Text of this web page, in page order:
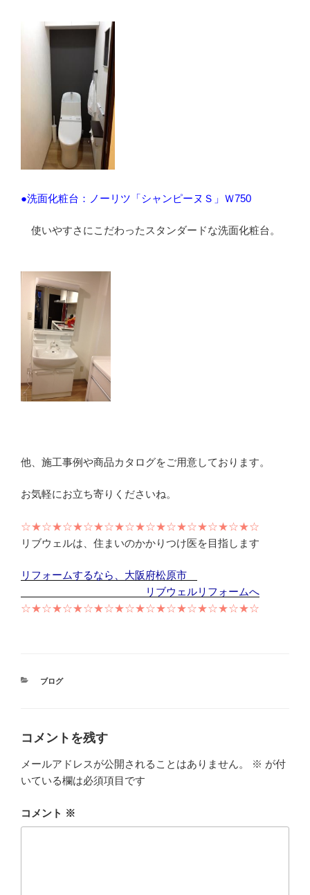
●洗面化粧台：ノーリツ「シャンピーヌＳ」Ｗ750
使いやすさにこだわったスタンダードな洗面化粧台。
他、施工事例や商品カタログをご用意しております。
お気軽にお立ち寄りくださいね。
☆★☆★☆★☆★☆★☆★☆★☆★☆★☆★☆★☆
リブウェルは、住まいのかかりつけ医を目指します
リフォームするなら、大阪府松原市
リブウェルリフォームへ
☆★☆★☆★☆★☆★☆★☆★☆★☆★☆★☆★☆
カ
ブログ
コメントを残す
メールアドレスが公開されることはありません。 ※ が付
いている欄は必須項目です
コメント ※